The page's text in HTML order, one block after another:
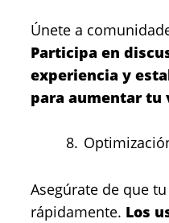
Únete a
Participa en
experiencia y
para aumentar tu
Asegúrate de que
rápidamente. Los